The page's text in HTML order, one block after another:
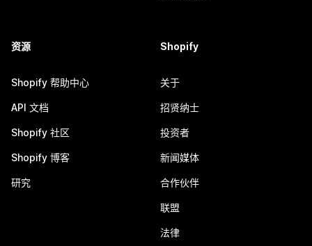
资源
Shopify 帮助中心
API 文档
Shopify 社区
Shopify 博客
研究
Shopify
关于
招贤纳士
投资者
新闻媒体
合作伙伴
联盟
法律